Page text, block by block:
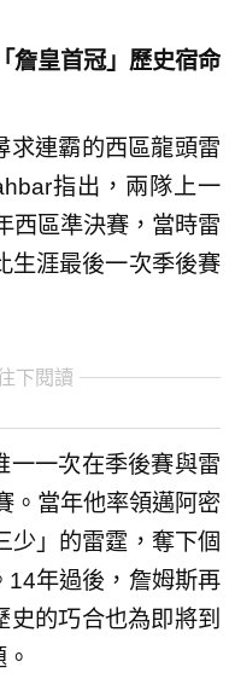
皇首冠」歷史宿命
求連霸的西區龍頭雷
指出，兩隊上一
西區準決賽，當時雷
生涯最後一次季後賽
下閱讀
一一次在季後賽與雷
。當年他率領邁阿密
少」的雷霆，奪下個
14年過後，詹姆斯再
的巧合也為即將到